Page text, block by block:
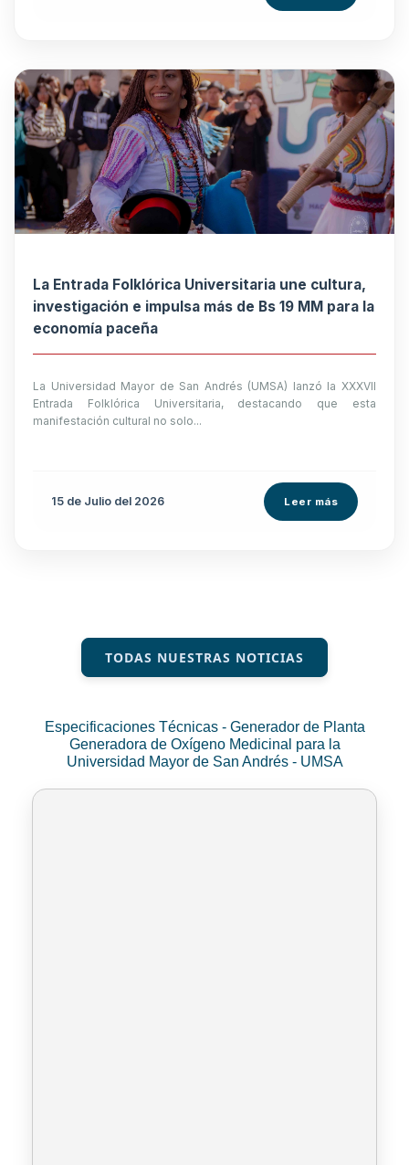
La Entrada Folklórica Universitaria une cultura,
investigación e impulsa más de Bs 19 MM para la
economía paceña
La Universidad Mayor de San Andrés (UMSA) lanzó la XXXVII
Entrada Folklórica Universitaria, destacando que esta
manifestación cultural no solo...
15 de Julio del 2026 Leer más
TODAS NUESTRAS NOTICIAS
Especificaciones Técnicas - Generador de Planta
Generadora de Oxígeno Medicinal para la
Universidad Mayor de San Andrés - UMSA